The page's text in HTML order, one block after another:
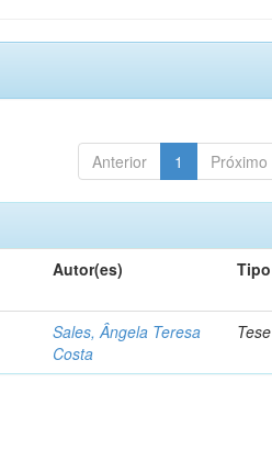
Anterior 1 Próximo
Autor(es) Tipo
Sales, Ângela Teresa
Costa
Tese